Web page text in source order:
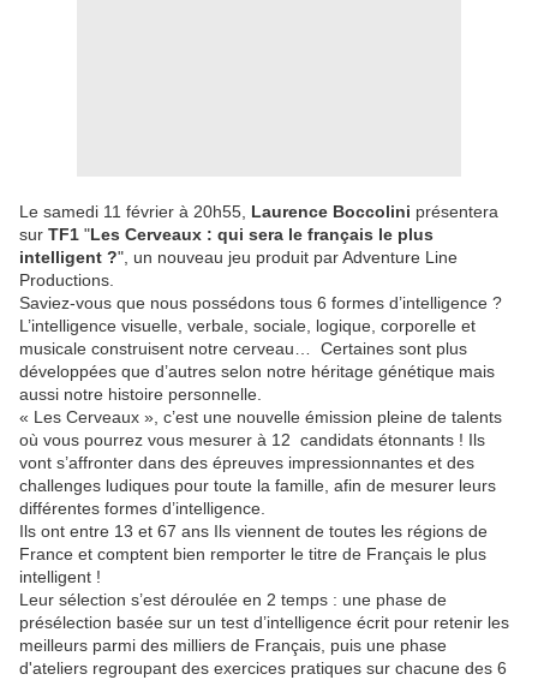
Le samedi 11 février à 20h55, Laurence Boccolini présentera
sur TF1 "Les Cerveaux : qui sera le français le plus
intelligent ?", un nouveau jeu produit par Adventure Line
Productions.
Saviez-vous que nous possédons tous 6 formes d’intelligence ?
L’intelligence visuelle, verbale, sociale, logique, corporelle et
musicale construisent notre cerveau… Certaines sont plus
développées que d’autres selon notre héritage génétique mais
aussi notre histoire personnelle.
« Les Cerveaux », c’est une nouvelle émission pleine de talents
où vous pourrez vous mesurer à 12 candidats étonnants ! Ils
vont s’affronter dans des épreuves impressionnantes et des
challenges ludiques pour toute la famille, afin de mesurer leurs
différentes formes d’intelligence.
Ils ont entre 13 et 67 ans Ils viennent de toutes les régions de
France et comptent bien remporter le titre de Français le plus
intelligent !
Leur sélection s’est déroulée en 2 temps : une phase de
présélection basée sur un test d’intelligence écrit pour retenir les
meilleurs parmi des milliers de Français, puis une phase
d'ateliers regroupant des exercices pratiques sur chacune des 6